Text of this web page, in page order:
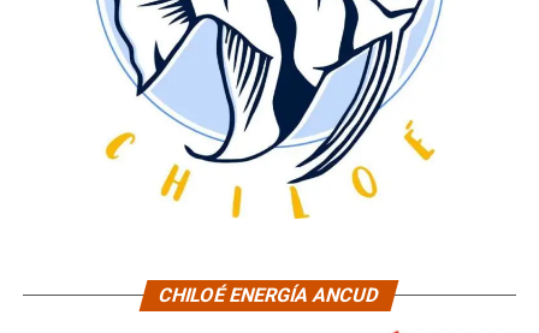
CHILOÉ ENERGÍA ANCUD